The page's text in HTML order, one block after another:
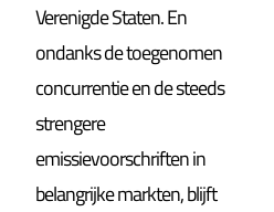
Verenigde Staten. En
ondanks de toegenomen
concurrentie en de steeds
strengere
emissievoorschriften in
belangrijke markten, blijft